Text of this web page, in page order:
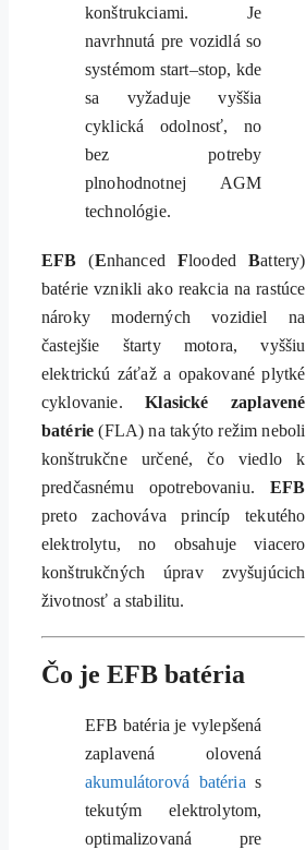
konštrukciami. Je
navrhnutá pre vozidlá so
systémom start–stop, kde
sa vyžaduje vyššia
cyklická odolnosť, no
bez potreby
plnohodnotnej AGM
technológie.
EFB (Enhanced FloodedBattery)
batérie vznikli ako reakcia na rastúce
nároky moderných vozidiel na
častejšie štarty motora, vyššiu
elektrickú záťaž a opakované plytké
cyklovanie.Klasické zaplavené
batérie (FLA) na takýto režim neboli
konštrukčne určené, čo viedlo k
predčasnému opotrebovaniu. EFB
preto zachováva princíp tekutého
elektrolytu, no obsahuje viacero
konštrukčných úprav zvyšujúcich
životnosť a stabilitu.
Čo je EFB batéria
EFB batéria je vylepšená
zaplavená olovená
akumulátorová batéria s
tekutým elektrolytom,
optimalizovaná pre